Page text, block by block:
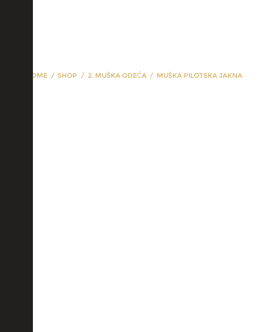
HOME SHOP 2. MUŠKA ODEĆA MUŠKA PILOTSKA JAKNA